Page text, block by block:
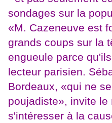
sondages sur la
«M. Cazeneuve est
grands coups sur la
engueule parce
lecteur parisien.
Bordeaux, «qui ne
poujadiste», invite le
s'intéresser à la